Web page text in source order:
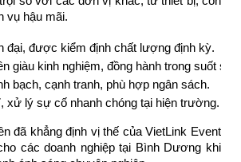
vụ hậu mãi.
đại, được kiểm định chất lượng định kỳ.
giàu kinh nghiệm, đồng hành trong suốt sự
bạch, cạnh tranh, phù hợp ngân sách.
xử lý sự cố nhanh chóng tại hiện trường.
đã khẳng định vị thế của VietLink Event
các doanh nghiệp tại Bình Dương khi